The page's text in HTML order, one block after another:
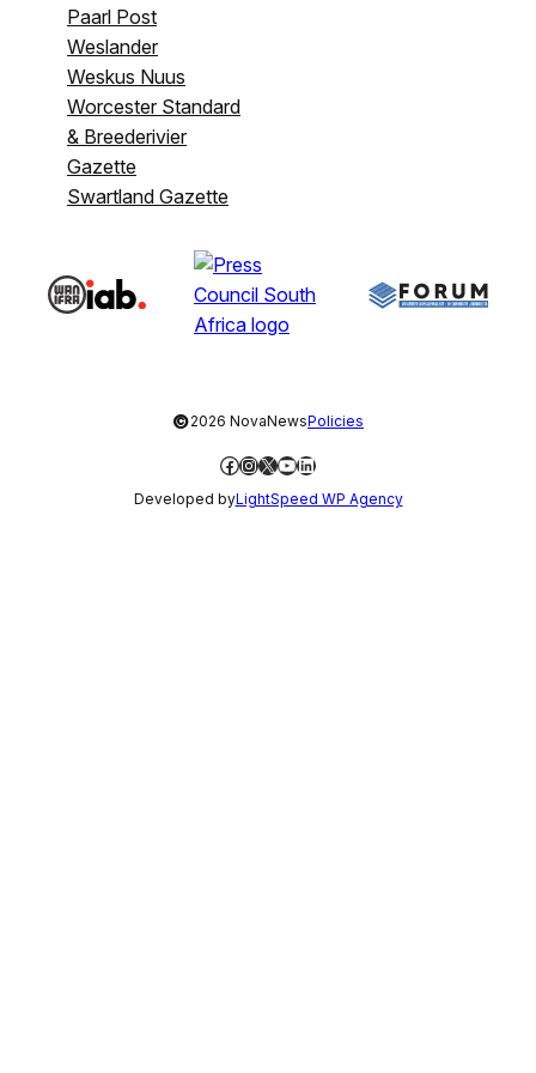
Paarl Post
Weslander
Weskus Nuus
Worcester Standard
& Breederivier
Gazette
Swartland Gazette
©2026 NovaNewsPolicies
Facebook
Instagram
X YouTube
LinkedIn
Developed byLightSpeed WP Agency